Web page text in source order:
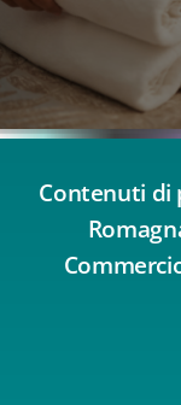
Contenuti di